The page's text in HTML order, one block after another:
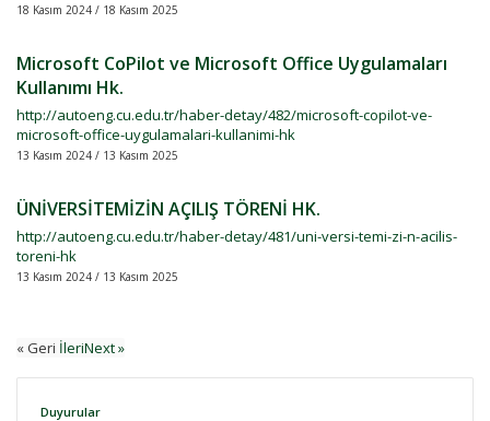
18 Kasım 2024 / 18 Kasım 2025
Microsoft CoPilot ve Microsoft Office Uygulamaları
Kullanımı Hk.
http://autoeng.cu.edu.tr/haber-detay/482/microsoft-copilot-ve-
microsoft-office-uygulamalari-kullanimi-hk
13 Kasım 2024 / 13 Kasım 2025
ÜNİVERSİTEMİZİN AÇILIŞ TÖRENİ HK.
http://autoeng.cu.edu.tr/haber-detay/481/uni-versi-temi-zi-n-acilis-
toreni-hk
13 Kasım 2024 / 13 Kasım 2025
« Geri İleriNext »
Duyurular